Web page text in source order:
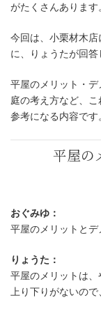
がたくさんあります
今回は、小栗材木店
に、りょうたが回答
平屋のメリット・
庭の考え方など、こ
参考になる内容です
おぐみゆ：
平屋のメリットとデ
りょうた：
平屋のメリットは
上り下りがないの